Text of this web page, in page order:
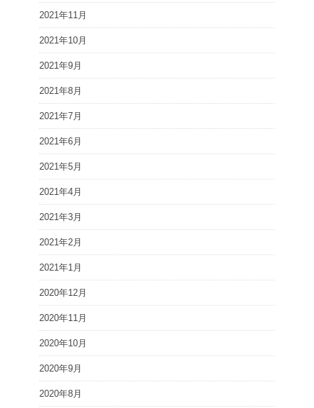
2021年11月
2021年10月
2021年9月
2021年8月
2021年7月
2021年6月
2021年5月
2021年4月
2021年3月
2021年2月
2021年1月
2020年12月
2020年11月
2020年10月
2020年9月
2020年8月